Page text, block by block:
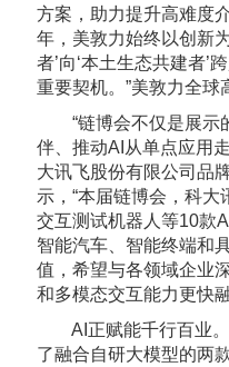
方案，助力提升高难度
年，美敦力始终以创新
者’向‘本土生态共建者’
重要契机。”美敦力全球
“链博会不仅是展示
伴、推动AI从单点应用
大讯飞股份有限公司品
示，“本届链博会，科
交互测试机器人等10款
智能汽车、智能终端和
值，希望与各领域企业
和多模态交互能力更快
AI正赋能千行百业。
了融合自研大模型的两